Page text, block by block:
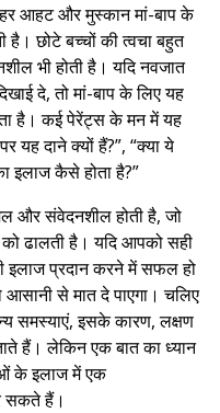
आहट और मुस्कान मां-बाप के
है। छोटे बच्चों की त्वचा बहुत
भी होती है। यदि नवजात
दे, तो मां-बाप के लिए यह
है। कई पेरेंट्स के मन में यह
यह दाने क्यों हैं?”, “क्या ये
इलाज कैसे होता है?”
और संवेदनशील होती है, जो
ढालती है। यदि आपको सही
इलाज प्रदान करने में सफल हो
आसानी से मात दे पाएगा। चलिए
समस्याएं, इसके कारण, लक्षण
हैं। लेकिन एक बात का ध्यान
के इलाज में एक
सकते हैं।